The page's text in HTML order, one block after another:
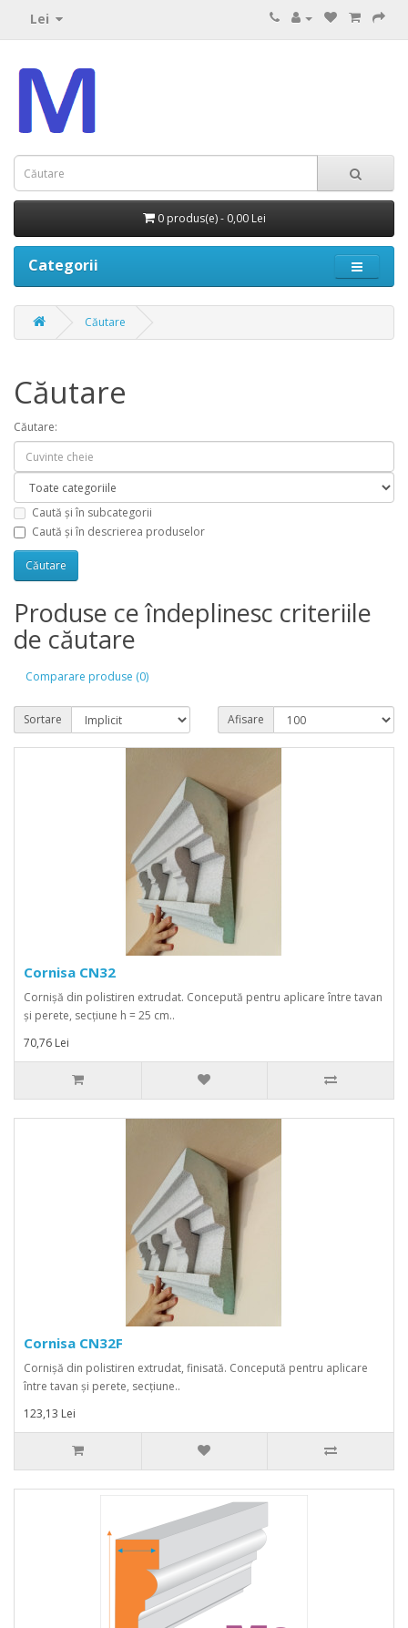
Lei
0 produs(e) - 0,00 Lei
Categorii
Căutare
Căutare
Căutare:
Caută și în subcategorii
Caută și în descrierea produselor
Produse ce îndeplinesc criteriile
de căutare
Comparare produse (0)
Sortare Afisare
Cornisa CN32
Cornișă din polistiren extrudat. Concepută pentru aplicare între tavan
și perete, secțiune h = 25 cm..
70,76 Lei
Cornisa CN32F
Cornișă din polistiren extrudat, finisată. Concepută pentru aplicare
între tavan și perete, secțiune..
123,13 Lei